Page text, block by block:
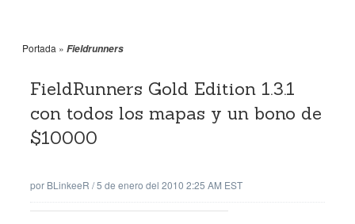
Portada » Fieldrunners
FieldRunners Gold Edition 1.3.1
con todos los mapas y un bono de
$10000
por BLinkeeR /5 de enero del 2010 2:25 AM EST